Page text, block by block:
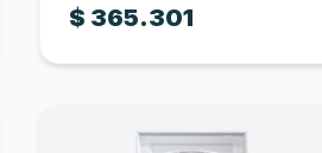
$ 365.301